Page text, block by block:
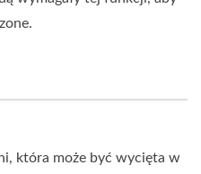
która może być wycięta w